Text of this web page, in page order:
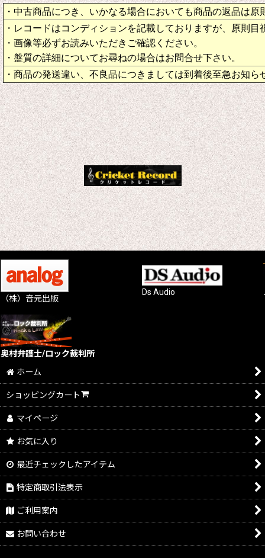
・中古商品につき、いかなる場合においても商品の返品は原
・レコードはコンディションを記載しておりますが、原則目
・画像等必ずお読みいただきご確認ください。
・盤質の詳細についてお尋ねの場合はお問合せ下さい。
・商品の発送違い、不良品につきましては到着後至急お知ら
（株）音元出版
Ds Audio
奥村弁護士/ロック裁判所
ホーム
ショッピングカート
マイページ
お気に入り
最近チェックしたアイテム
特定商取引法表示
ご利用案内
お問い合わせ